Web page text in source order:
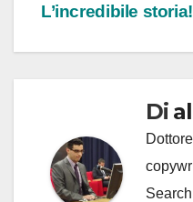
L’incredibile storia!
Di